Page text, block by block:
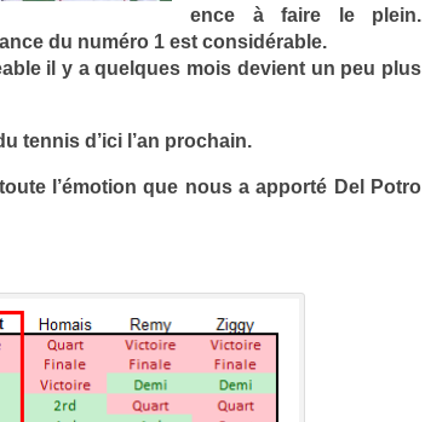
ence à faire le plein.
du numéro 1 est con­sidér­able.
il y a quel­ques mois de­vient un peu plus
ten­nis d’ici l’an pro­chain.
l’émo­tion que nous a ap­porté Del Potro